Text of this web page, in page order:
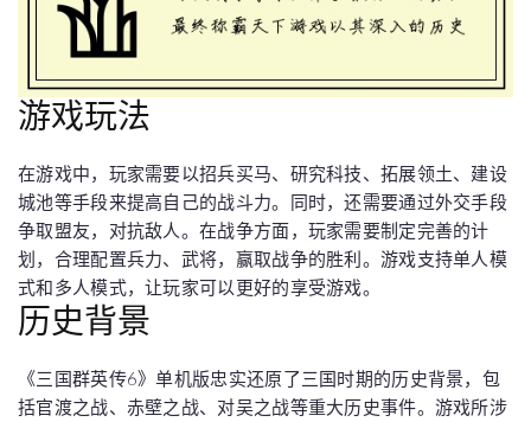
游戏玩法
在游戏中，玩家需要以招兵买马、研究科技、拓展领土、建设
城池等手段来提高自己的战斗力。同时，还需要通过外交手段
争取盟友，对抗敌人。在战争方面，玩家需要制定完善的计
划，合理配置兵力、武将，赢取战争的胜利。游戏支持单人模
式和多人模式，让玩家可以更好的享受游戏。
历史背景
《三国群英传6》单机版忠实还原了三国时期的历史背景，包
括官渡之战、赤壁之战、对吴之战等重大历史事件。游戏所涉